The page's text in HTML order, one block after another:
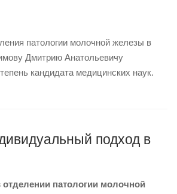
патологии молочной железы в
Дмитрию Анатольевичу
кандидата медицинских наук.
подход в
отделении патологии молочной